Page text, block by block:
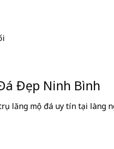
Đẹp Ninh Bình
lăng mộ đá uy tín tại làng